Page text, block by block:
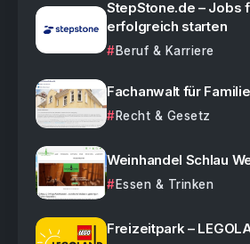
StepStone.de – Jobs
erfolgreich starten
Beruf & Karriere
Fachanwalt für
Recht & Gesetz
Weinhandel Schlau
Essen & Trinken
Freizeitpark –